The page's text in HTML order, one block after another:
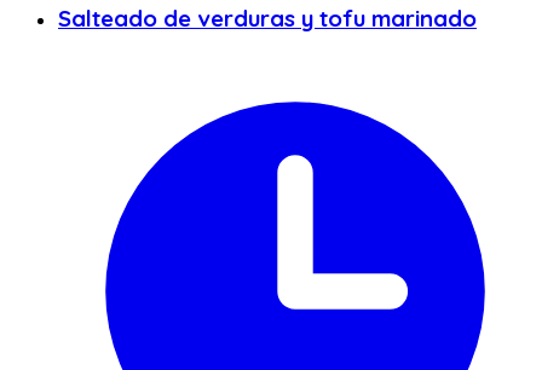
Salteado de verduras y tofu marinado